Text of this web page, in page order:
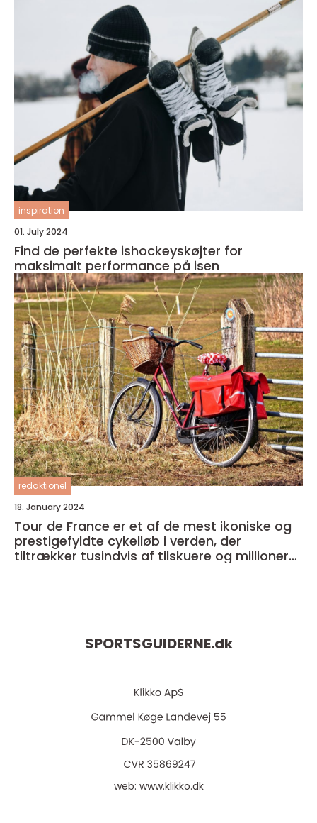
inspiration
01. July 2024
Find de perfekte ishockeyskøjter for
maksimalt performance på isen
redaktionel
18. January 2024
Tour de France er et af de mest ikoniske og
prestigefyldte cykelløb i verden, der
tiltrækker tusindvis af tilskuere og millioner
SPORTSGUIDERNE.dk
web: www.klikko.dk